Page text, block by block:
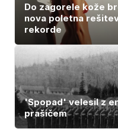
Do zagorele kože
nova poletna
rekorde
'Spopad' velesil z
prašičem